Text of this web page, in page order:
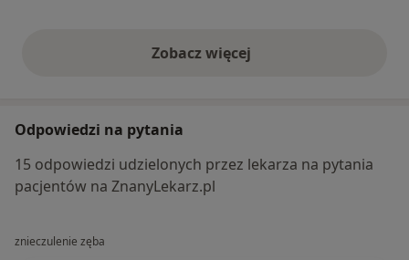
Zobacz więcejopinie powyżej
Odpowiedzi na pytania
15 odpowiedzi udzielonych przez lekarza na pytania
pacjentów na ZnanyLekarz.pl
znieczulenie zęba